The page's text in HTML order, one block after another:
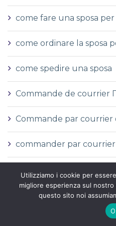
come fare una sposa
come ordinare la sposa
come spedire una sposa
Commande de courrier
Commande par courrier
commander par
histoires
Utilizziamo i cookie per
migliore esperienza sul
questo sito noi